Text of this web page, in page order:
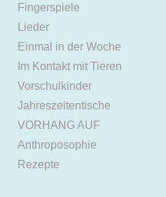
Fingerspiele
Lieder
Einmal in der Woche
Im Kontakt mit Tieren
Vorschulkinder
Jahreszeitentische
VORHANG AUF
Anthroposophie
Rezepte